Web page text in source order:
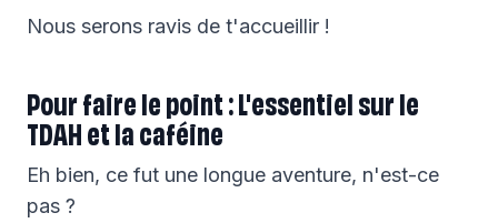
Nous serons ravis de t'accueillir !
Pour faire le point : L'essentiel sur le
TDAH et la caféine
Eh bien, ce fut une longue aventure, n'est-ce
pas ?